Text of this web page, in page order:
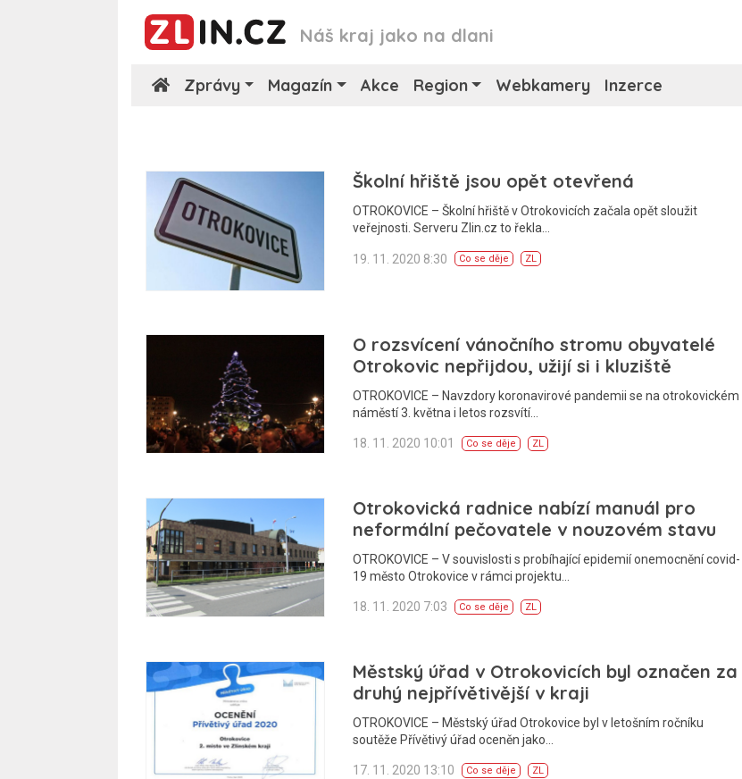
Náš kraj jako na dlani
Zprávy Magazín Akce Region Webkamery Inzerce
Školní hřiště jsou opět otevřená
OTROKOVICE – Školní hřiště v Otrokovicích začala opět sloužit
veřejnosti. Serveru Zlin.cz to řekla…
19. 11. 2020 8:30 Co se děje ZL
O rozsvícení vánočního stromu obyvatelé
Otrokovic nepřijdou, užijí si i kluziště
OTROKOVICE – Navzdory koronavirové pandemii se na otrokovickém
náměstí 3. května i letos rozsvítí…
18. 11. 2020 10:01 Co se děje ZL
Otrokovická radnice nabízí manuál pro
neformální pečovatele v nouzovém stavu
OTROKOVICE – V souvislosti s probíhající epidemií onemocnění covid-
19 město Otrokovice v rámci projektu…
18. 11. 2020 7:03 Co se děje ZL
Městský úřad v Otrokovicích byl označen za
druhý nejpřívětivější v kraji
OTROKOVICE – Městský úřad Otrokovice byl v letošním ročníku
soutěže Přívětivý úřad oceněn jako…
17. 11. 2020 13:10 Co se děje ZL